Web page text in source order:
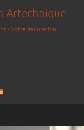
Artechnique
- Votre décoration ..................